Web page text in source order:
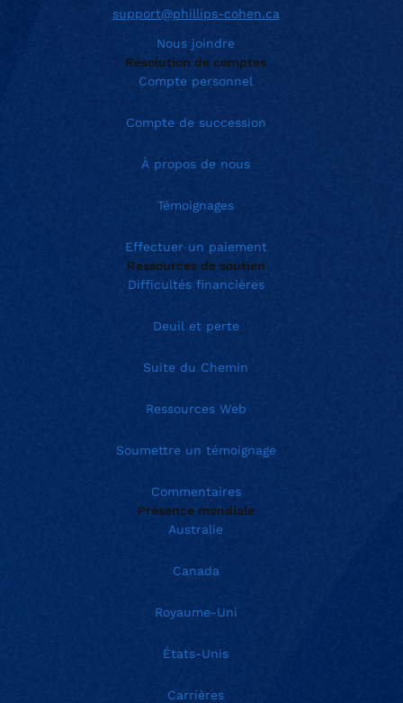
support@phillips-cohen.ca
Nous joindre
Résolution de comptes
Compte personnel
Compte de succession
À propos de nous
Témoignages
Effectuer un paiement
Ressources de soutien
Difficultés financières
Deuil et perte
Suite du Chemin
Ressources Web
Soumettre un témoignage
Commentaires
Présence mondiale
Australie
Canada
Royaume-Uni
États-Unis
Carrières